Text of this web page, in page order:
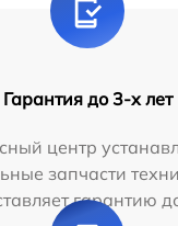
Гарантия до 3-х лет
центр
запчасти
гарантию